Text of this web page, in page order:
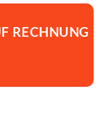
RECHNUNG